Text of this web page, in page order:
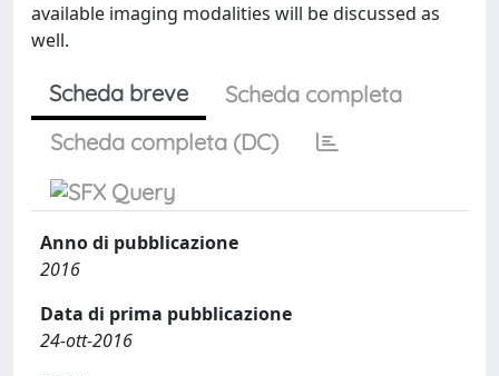
available imaging modalities will be discussed as
well.
Scheda breve
Scheda completa
Scheda completa (DC)
Anno di pubblicazione
2016
Data di prima pubblicazione
24-ott-2016